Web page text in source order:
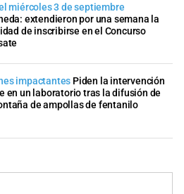
miércoles 3 de septiembre
extendieron por una semana la
de inscribirse en el Concurso
impactantes Piden la intervención
en un laboratorio tras la difusión de
de ampollas de fentanilo